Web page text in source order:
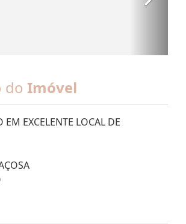
do Imóvel
EM EXCELENTE LOCAL DE